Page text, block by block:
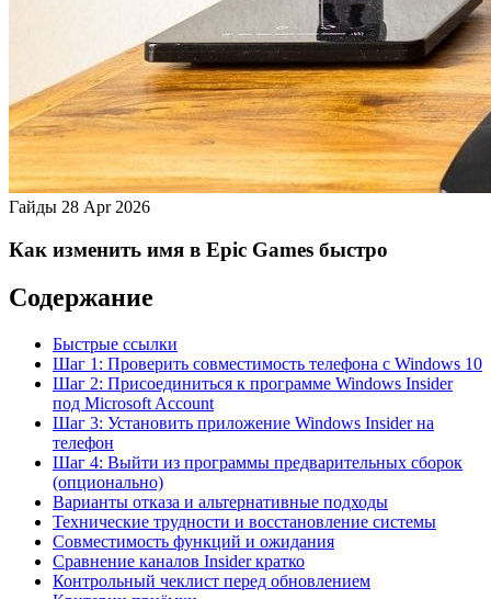
Гайды 28 Apr 2026
Как изменить имя в Epic Games быстро
Содержание
Быстрые ссылки
Шаг 1: Проверить совместимость телефона с Windows 10
Шаг 2: Присоединиться к программе Windows Insider
под Microsoft Account
Шаг 3: Установить приложение Windows Insider на
телефон
Шаг 4: Выйти из программы предварительных сборок
(опционально)
Варианты отказа и альтернативные подходы
Технические трудности и восстановление системы
Совместимость функций и ожидания
Сравнение каналов Insider кратко
Контрольный чеклист перед обновлением